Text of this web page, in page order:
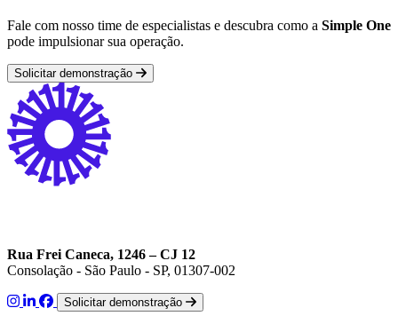
Fale com nosso time de especialistas e descubra como a Simple One
pode impulsionar sua operação.
Solicitar demonstração
Rua Frei Caneca, 1246 – CJ 12
Consolação - São Paulo - SP, 01307-002
Solicitar demonstração